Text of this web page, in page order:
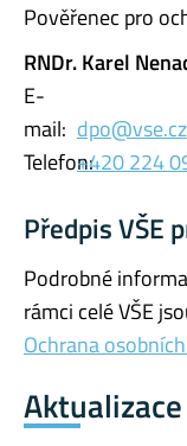
Pověřenec pro
RNDr. Karel
E-
mail: dpo@vse.cz
Telefon:+420 224
Předpis VŠE
Podrobné
rámci celé VŠE
Ochrana